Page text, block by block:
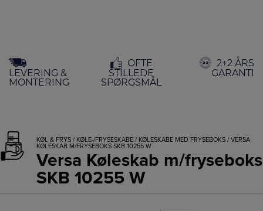
indholdet
LEVERING &
MONTERING
OFTE
STILLEDE
SPØRGSMÅL
2+2 ÅRS
GARANTI
KØL & FRYS / KØLE-/FRYSESKABE / KØLESKABE MED FRYSEBOKS / VERSA
KØLESKAB M/FRYSEBOKS SKB 10255 W
Versa Køleskab m/fryseboks
SKB 10255 W